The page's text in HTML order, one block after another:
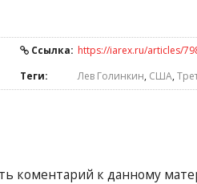
Ссылка: https://iarex.ru/articles/
Теги: Лев Голинкин, США,
коментарий к данному